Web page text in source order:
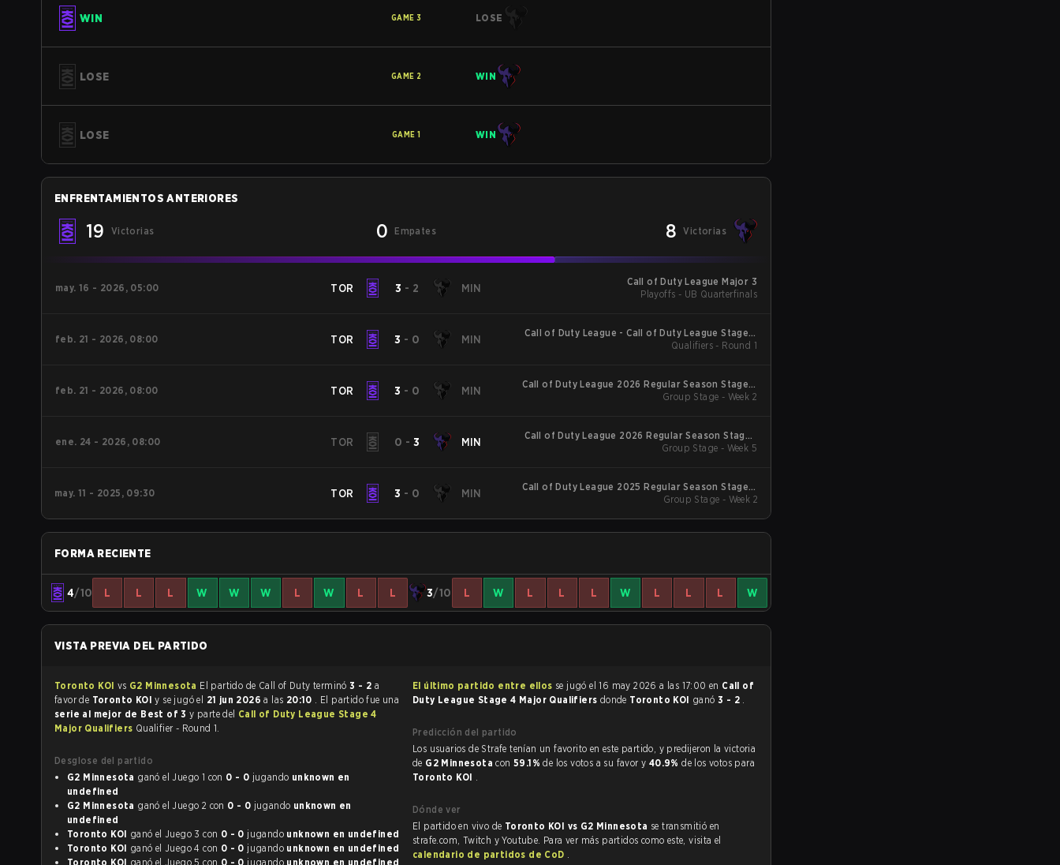
WIN GAME 3 LOSE
LOSE GAME 2 WIN
LOSE GAME 1 WIN
ENFRENTAMIENTOS ANTERIORES
19 Victorias 0 Empates 8 Victorias
may. 16 - 2026, 05:00 TOR 3 - 2 MIN
Call of Duty League Major 3
Playoffs - UB Quarterfinals
feb. 21 - 2026, 08:00 TOR 3 - 0 MIN
Call of Duty League - Call of Duty League Stage 2
Major Qualifiers
Qualifiers - Round 1
feb. 21 - 2026, 08:00 TOR 3 - 0 MIN
Call of Duty League 2026 Regular Season Stage 2
Qualifiers
Group Stage - Week 2
ene. 24 - 2026, 08:00 TOR 0 -3 MIN
Call of Duty League 2026 Regular Season Stage 1
Qualifiers
Group Stage - Week 5
may. 11 - 2025, 09:30 TOR 3 - 0 MIN
Call of Duty League 2025 Regular Season Stage 4
Qualifiers
Group Stage - Week 2
FORMA RECIENTE
4/10 L L L W W W L W L L 3/10 L W L L L W L L L W
VISTA PREVIA DEL PARTIDO
Toronto KOI vs G2 Minnesota El partido de Call of Duty terminó3 - 2
favor de Toronto KOIy se jugó el 21 jun 2026a las 20:10 . El partido fue una
serie al mejor de Best of 3y parte del Call of Duty League Stage 4
Major Qualifiers Qualifier - Round 1.
Desglose del partido
G2 Minnesota
ganó el Juego 1 con 0 - 0 jugando unknown en
undefined
G2 Minnesota
ganó el Juego 2 con 0 - 0 jugando unknown en
undefined
Toronto KOI
ganó el Juego 3 con 0 - 0 jugando
unknown en undefined
Toronto KOI
ganó el Juego 4 con 0 - 0 jugando
unknown en undefined
Toronto KOI
ganó el Juego 5 con 0 - 0 jugando unknown en undefined
El último partido entre ellos se jugó el 16 may 2026 a las 17:00 en Call of
Duty League Stage 4 Major Qualifiers donde Toronto KOI ganó 3 - 2 .
Predicción del partido
Los usuarios de Strafe tenían un favorito en este partido, y predijeron la victoria
de G2 Minnesotacon 59.1%de los votos a su favor y 40.9%de los votos para
Toronto KOI .
Dónde ver
El partido en vivo de Toronto KOI vs G2 Minnesota se transmitió en
strafe.com, Twitch y Youtube. Para ver más partidos como este, visita el
calendario de partidos de CoD .